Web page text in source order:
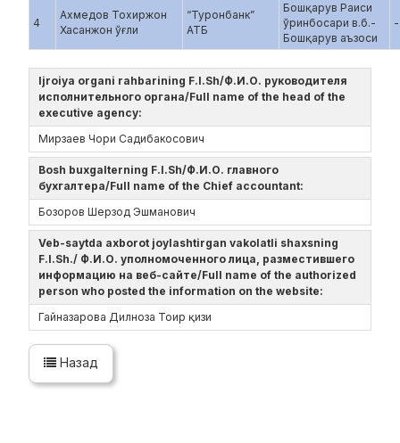
4
Ахмедов Тохиржон
Хасанжон ўғли
“Туронбанк”
АТБ
Бошқарув Раиси
ўринбосари в.б.-
Бошқарув аъзоси
-
Ijroiya organi rahbarining F.I.Sh/Ф.И.О. руководителя
исполнительного органа/Full name of the head of the
executive agency:
Мирзаев Чори Садибакосович
Bosh buxgalterning F.I.Sh/Ф.И.О. главного
бухгалтера/Full name of the Chief accountant:
Бозоров Шерзод Эшманович
Veb-saytda axborot joylashtirgan vakolatli shaxsning
F.I.Sh./ Ф.И.О. уполномоченного лица, разместившего
информацию на веб-сайте/Full name of the authorized
person who posted the information on the website:
Гайназарова Дилноза Тоир қизи
Назад